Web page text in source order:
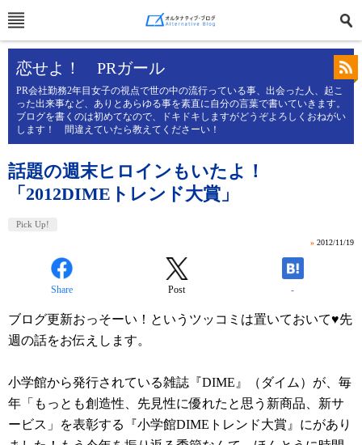
恋せよ！ PRガール
PR会社勤務2年目女子の視点で世の中の流行っている事、出会った人、起こ
った出来事など、ありとあらゆる事を素直に自分の言葉で書いていきます。
ブログを書くのは初めてなので、ドキドキしますがどうぞよろしくおねがい
します！ 間違えていたら教えてくださーい！
話題の週末ヒロインもいたよ！
「2012DIMEトレンド大賞」
Pick Up!
» 2012/11/19
Share Post -
ブログ更新おっそーい！というツッコミは置いておいて♥先
週の話をお伝えします。
小学館から発行されている雑誌『DIME』（ダイム）が、毎
年「もっとも創造性、先見性に優れたと思う新商品、新サ
ービス」を表彰する『小学館DIMEトレンド大賞』にがあり